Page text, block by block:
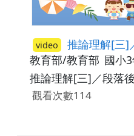
video 推論理解[三]
教育部/教育部 國小
推論理解[三]／段落
觀看次數114